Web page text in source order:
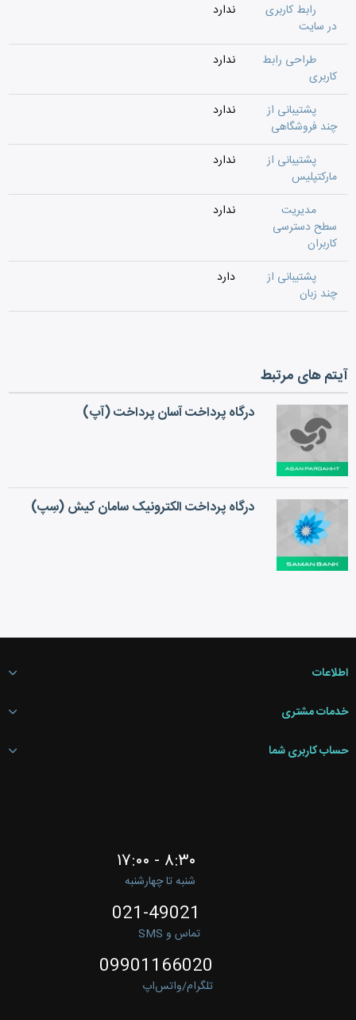
رابط کاربری
در سایت
ندارد
طراحی رابط
کاربری
ندارد
پشتیبانی از
چند فروشگاهی
ندارد
پشتیبانی از
مارکتپلیس
ندارد
مدیریت
سطح دسترسی
کاربران
ندارد
پشتیبانی از
چند زبان
دارد
آیتم های مرتبط
درگاه پرداخت آسان پرداخت (آپ)
درگاه پرداخت الکترونیک سامان کیش (سِپ)
اطلاعات
خدمات مشتری
حساب کاربری شما
۸:۳۰ - ۱۷:۰۰
شنبه تا چهارشنبه
021-49021
تماس و SMS
09901166020
تلگرام/واتس‌اپ